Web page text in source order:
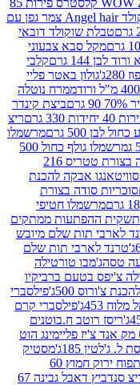
WOW Z קלסטרס פירות 85
שוקולד Angel hair צמר גפן עם
דובאי
צבעוני
קלבי
באטר פליי
ממרח נוטלה
ביצת קינדר
ריצ
מרשמלו
מרשמלו גולף כחול 500
סוכריות סודה בצורת טטריס 216
להכנת
בצורת
חטיפי
ממתקים
שלם מיובש
תות שלם
טורטילה
ברביקיו
פילסברי
פילסברי קרם
ח.בוטנים
הוט
מסטיק
מסטיק מנטוס תפוח ירוק חמוץ 60
ריצ סנדביץ דאבל גבינה 67